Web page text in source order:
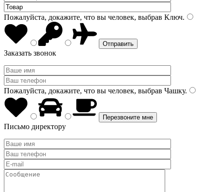
Пожалуйста, докажите, что вы человек, выбрав Ключ.
Заказать звонок
Пожалуйста, докажите, что вы человек, выбрав Чашку.
Письмо директору